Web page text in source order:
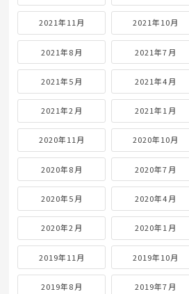
2021年11月 2021年10月
2021年8月 2021年7月
2021年5月 2021年4月
2021年2月 2021年1月
2020年11月 2020年10月
2020年8月 2020年7月
2020年5月 2020年4月
2020年2月 2020年1月
2019年11月 2019年10月
2019年8月 2019年7月